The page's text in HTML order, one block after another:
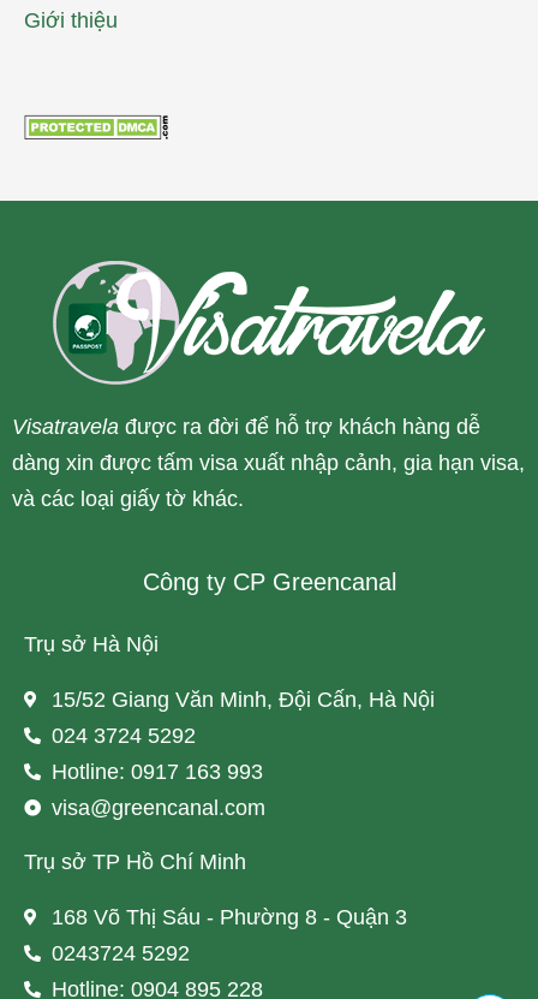
Giới thiệu
Visatravela được ra đời để hỗ trợ khách hàng dễ
dàng xin được tấm visa xuất nhập cảnh, gia hạn visa,
và các loại giấy tờ khác.
Công ty CP Greencanal
Trụ sở Hà Nội
15/52 Giang Văn Minh, Đội Cấn, Hà Nội
024 3724 5292
Hotline: 0917 163 993
visa@greencanal.com
Trụ sở TP Hồ Chí Minh
168 Võ Thị Sáu - Phường 8 - Quận 3
0243724 5292
Hotline: 0904 895 228